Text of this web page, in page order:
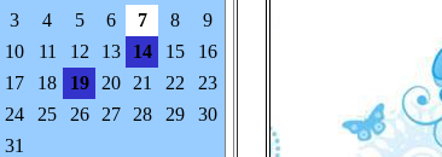
3
4 5 6 7 8
9
10
11 12 13 14 15
16
17
18 19 20 21 22
23
24
25 26 27 28 29
30
31